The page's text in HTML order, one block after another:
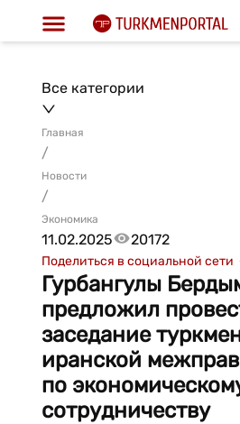
Все категории
Главная
/
Новости
/
Экономика
11.02.2025 20172
Поделиться в социальной сети
Гурбангулы
предложил
заседание
иранской
по
сотрудничеству